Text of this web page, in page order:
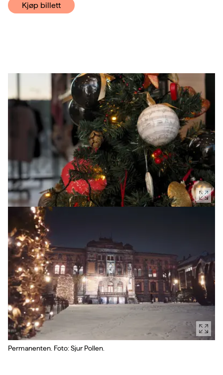
Kjøp billett
Permanenten. Foto: Sjur Pollen.